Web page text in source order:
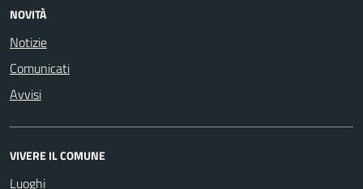
NOVITÀ
Notizie
Comunicati
Avvisi
VIVERE IL COMUNE
Luoghi